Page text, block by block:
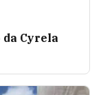
Cyrela